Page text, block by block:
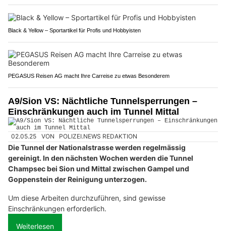
Black & Yellow – Sportartikel für Profis und Hobbyisten
PEGASUS Reisen AG macht Ihre Carreise zu etwas Besonderem
A9/Sion VS: Nächtliche Tunnelsperrungen –
Einschränkungen auch im Tunnel Mittal
02.05.25 VON POLIZEI.NEWS REDAKTION
Die Tunnel der Nationalstrasse werden regelmässig
gereinigt. In den nächsten Wochen werden die Tunnel
Champsec bei Sion und Mittal zwischen Gampel und
Goppenstein der Reinigung unterzogen.
Um diese Arbeiten durchzuführen, sind gewisse
Einschränkungen erforderlich.
Weiterlesen